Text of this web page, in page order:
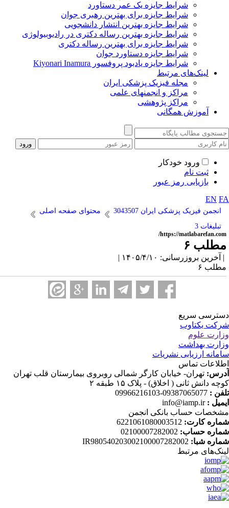
شرایط جایزه یک عمر دستاورد
شرایط جایزه برای بهترین رهبری جوان
شرایط جایزه بهترین انتشار دانشجویی
شرایط جایزه بهترین رساله دکتری در رادیوبیولوژی
شرایط جایزه برای بهترین رساله دکتری
شرایط جایزه دستاورد جوان
شرایط جایزه یادبود پروفسور Kiyonari Inamura
لینک‌های مرتبط
مجله فیزیک پزشکی ایران
مراکز و انجمنهای علمی
مراکز پژوهشی
آموزش همگانی
ورود خودکار
ثبت نام
بازیابی رمز عبور
EN
انجمن فیزیک پزشکی ایران 3043507
محتوای صفحه اصلی
تبلیغات 3
https://
۶
بروزرسانی: ۱۴۰۵/۴/۱۰ |
۶
سریع
یکتاوب
علوم
بهداشت
ارزیابی نشریات
تماس
تهران- خیابان کارگر شمالی روبروی بیمارستان قلب تهران
دانش ثانی ( اخلاق) - پلاک ۱۵ طبقه ۲
:
09387065077-09966216103
:
info@iamp.ir
حساب بانکی انجمن
کارت:6221061080003512
حساب:02100007282002
شبا:IR980540203002100007282002
مرتبط